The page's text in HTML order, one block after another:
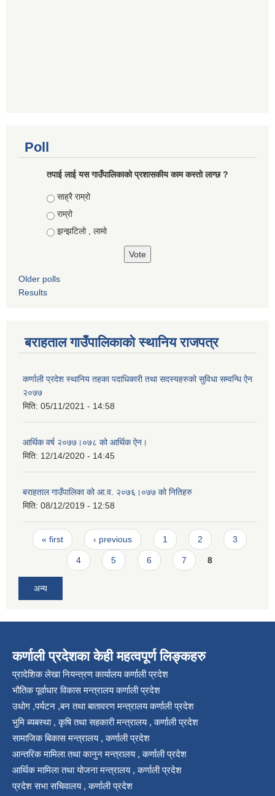
Poll
तपाई लाई यस गाउँपालिकाको प्रशासकीय काम कस्तो लाग्छ ?
Choices
साह्रै राम्रो
राम्रो
झन्झटिलो , लामो
Older polls
Results
बराहताल गाउँपालिकाको स्थानिय राजपत्र
कर्णाली प्रदेश स्थानिय तहका पदाधिकारी तथा सदस्यहरुको सुविधा सम्वन्धि ऐन
२०७७
मिति: 05/11/2021 - 14:58
आर्थिक वर्ष २०७७।०७८ को आर्थिक ऐन।
मिति: 12/14/2020 - 14:45
बराहताल गाउँपालिका को आ.व. २०७६।०७७ को नितिहरु
मिति: 08/12/2019 - 12:58
Pages
« first ‹ previous 1 2 3
4 5 6 7 8
अन्य
कर्णाली प्रदेशका केही महत्वपूर्ण लिङ्कहरु
प्रादेशिक लेखा नियन्त्रण कार्यालय कर्णाली प्रदेश
भौतिक पूर्वाधार विकास मन्त्रालय कर्णाली प्रदेश
उधोग ,पर्यटन ,बन तथा बातावरण मन्त्रालय कर्णाली प्रदेश
भुमि ब्यबस्था , कृषि तथा सहकारी मन्त्रालय , कर्णाली प्रदेश
सामाजिक बिकास मन्त्रालय , कर्णाली प्रदेश
आन्तरिक मामिला तथा कानुन मन्त्रालय , कर्णाली प्रदेश
आर्थिक मामिला तथा योजना मन्त्रालय , कर्णाली प्रदेश
प्रदेश सभा सचिवालय , कर्णाली प्रदेश